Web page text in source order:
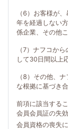
（6）お客様が
年を経過しない
係企業、その他
（7）ナフコか
して30日間以上
（8）その他、
な根拠に基づき
前項に該当する
会員会員証の失
会員資格の喪失